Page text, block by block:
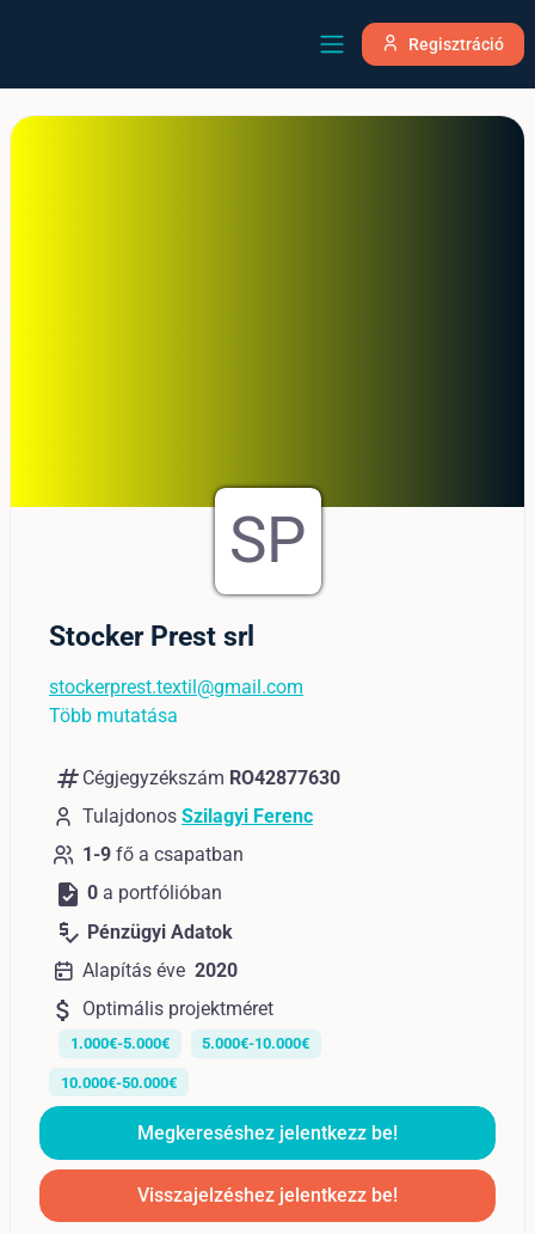
Regisztráció
SP
Stocker Prest srl
stockerprest.textil@gmail.com
Több mutatása
numbers Cégjegyzékszám RO42877630
Tulajdonos Szilagyi Ferenc
1-9 fő a csapatban
task 0 a portfólióban
price_check Pénzügyi Adatok
Alapítás éve 2020
attach_money Optimális projektméret
1.000€-5.000€ 5.000€-10.000€
10.000€-50.000€
Megkereséshez jelentkezz be!
Visszajelzéshez jelentkezz be!